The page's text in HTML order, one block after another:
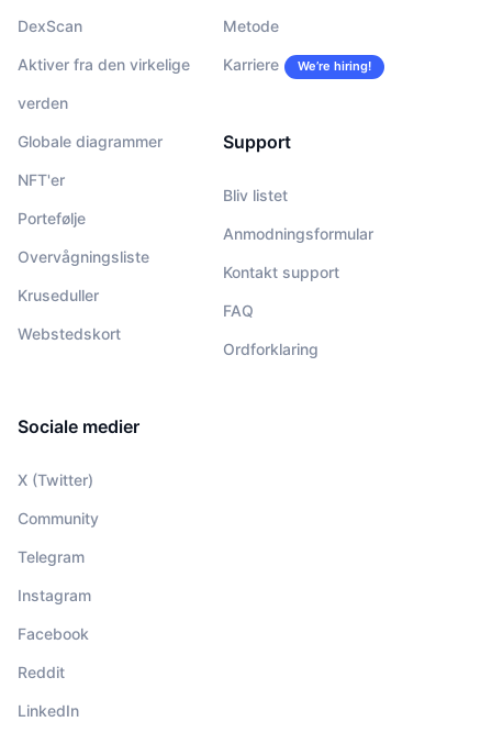
DexScan
Aktiver fra den virkelige
verden
Globale diagrammer
NFT'er
Portefølje
Overvågningsliste
Kruseduller
Webstedskort
Metode
Karriere We’re hiring!
Support
Bliv listet
Anmodningsformular
Kontakt support
FAQ
Ordforklaring
Sociale medier
X (Twitter)
Community
Telegram
Instagram
Facebook
Reddit
LinkedIn